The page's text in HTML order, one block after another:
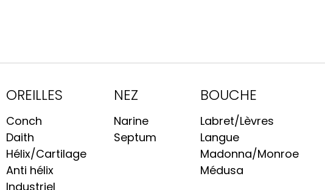
OREILLES
Conch
Daith
Hélix/Cartilage
Anti hélix
Industriel
NEZ
Narine
Septum
BOUCHE
Labret/Lèvres
Langue
Madonna/Monroe
Médusa